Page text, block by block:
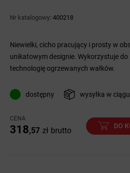
Nr katalogowy: 400218
Niewielki, cicho pracujący i prosty w
unikatowym designie. Wykorzystuje
technologię ogrzewanych wałków.
dostępny wysyłka w
CENA
318,57 zł brutto
DO